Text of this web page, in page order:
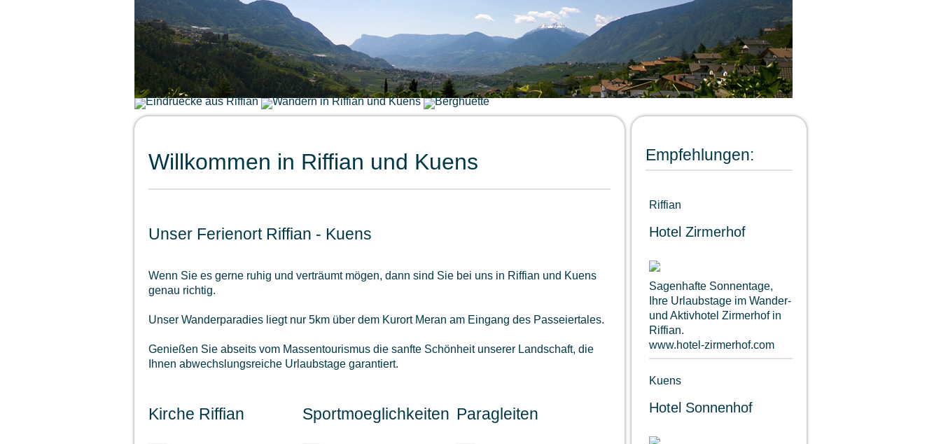
Willkommen in Riffian und Kuens
Unser Ferienort Riffian - Kuens
Wenn Sie es gerne ruhig und verträumt mögen, dann sind Sie bei uns in Riffian und Kuens
genau richtig.
Unser Wanderparadies liegt nur 5km über dem Kurort Meran am Eingang des Passeiertales.
Genießen Sie abseits vom Massentourismus die sanfte Schönheit unserer Landschaft, die
Ihnen abwechslungsreiche Urlaubstage garantiert.
Kirche Riffian Sportmoeglichkeiten Paragleiten
Empfehlungen:
Riffian
Hotel Zirmerhof
Sagenhafte Sonnentage,
Ihre Urlaubstage im Wander-
und Aktivhotel Zirmerhof in
Riffian.
www.hotel-zirmerhof.com
Kuens
Hotel Sonnenhof